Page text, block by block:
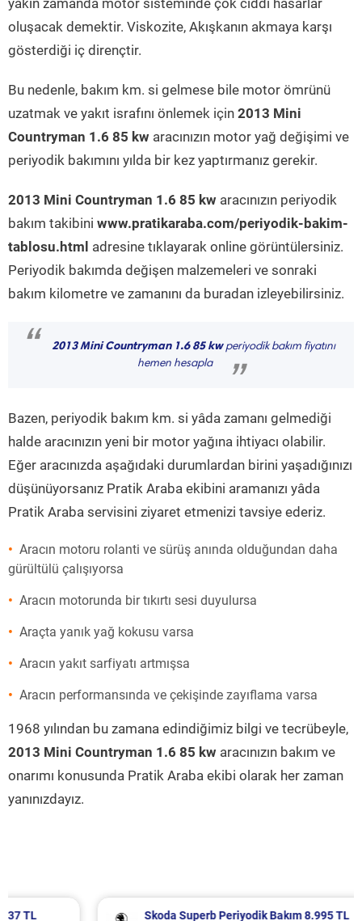
yakın zamanda motor sisteminde çok ciddi hasarlar
oluşacak demektir. Viskozite, Akışkanın akmaya karşı
gösterdiği iç dirençtir.
Bu nedenle, bakım km. si gelmese bile motor ömrünü
uzatmak ve yakıt israfını önlemek için 2013 Mini
Countryman 1.6 85 kw aracınızın motor yağ değişimi ve
periyodik bakımını yılda bir kez yaptırmanız gerekir.
2013 Mini Countryman 1.6 85 kw aracınızın periyodik
bakım takibini www.pratikaraba.com/periyodik-bakim-
tablosu.html adresine tıklayarak online görüntülersiniz.
Periyodik bakımda değişen malzemeleri ve sonraki
bakım kilometre ve zamanını da buradan izleyebilirsiniz.
“ 2013 Mini Countryman 1.6 85 kwperiyodik bakım fiyatını
hemen hesapla
”
Bazen, periyodik bakım km. si yâda zamanı gelmediği
halde aracınızın yeni bir motor yağına ihtiyacı olabilir.
Eğer aracınızda aşağıdaki durumlardan birini yaşadığınızı
düşünüyorsanız Pratik Araba ekibini aramanızı yâda
Pratik Araba servisini ziyaret etmenizi tavsiye ederiz.
Aracın motoru rolanti ve sürüş anında olduğundan daha
gürültülü çalışıyorsa
Aracın motorunda bir tıkırtı sesi duyulursa
Araçta yanık yağ kokusu varsa
Aracın yakıt sarfiyatı artmışsa
Aracın performansında ve çekişinde zayıflama varsa
1968 yılından bu zamana edindiğimiz bilgi ve tecrübeyle,
2013 Mini Countryman 1.6 85 kw aracınızın bakım ve
onarımı konusunda Pratik Araba ekibi olarak her zaman
yanınızdayız.
Skoda Superb Periyodik Bakım 8.995 TL